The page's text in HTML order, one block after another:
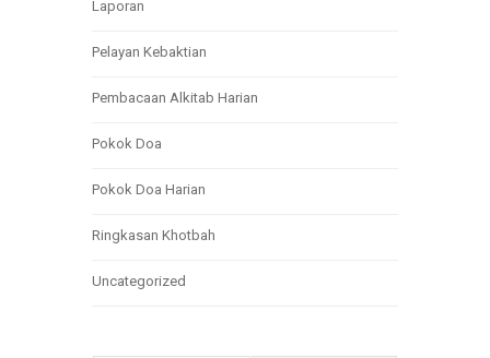
Laporan
Pelayan Kebaktian
Pembacaan Alkitab Harian
Pokok Doa
Pokok Doa Harian
Ringkasan Khotbah
Uncategorized